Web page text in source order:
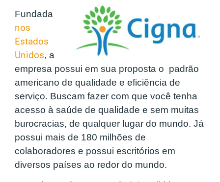
Fundada
nos
Estados
Unidos, a
empresa possui em sua proposta o padrão
americano de qualidade e eficiência de
serviço. Buscam fazer com que você tenha
acesso à saúde de qualidade e sem muitas
burocracias, de qualquer lugar do mundo. Já
possui mais de 180 milhões de
colaboradores e possui escritórios em
diversos países ao redor do mundo.